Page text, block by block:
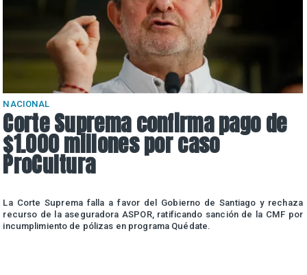
NACIONAL
Corte Suprema confirma pago de
$1.000 millones por caso
ProCultura
La Corte Suprema falla a favor del Gobierno de Santiago y rechaza
recurso de la aseguradora ASPOR, ratificando sanción de la CMF por
incumplimiento de pólizas en programa Quédate.